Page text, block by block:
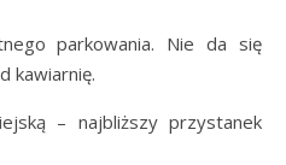
parkowania. Nie da się
kawiarnię.
– najbliższy przystanek